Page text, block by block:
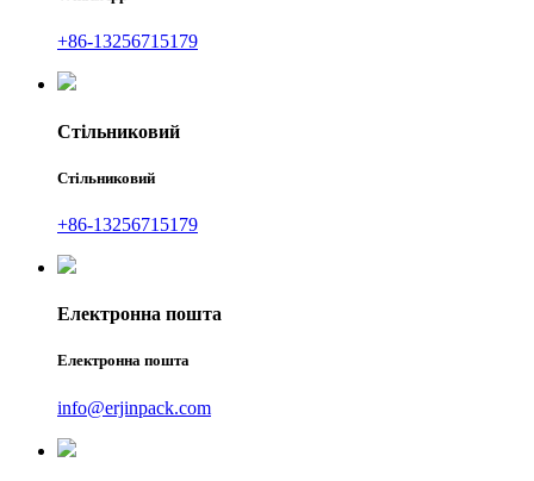
+86-13256715179
Стільниковий
Стільниковий
+86-13256715179
Електронна пошта
Електронна пошта
info@erjinpack.com